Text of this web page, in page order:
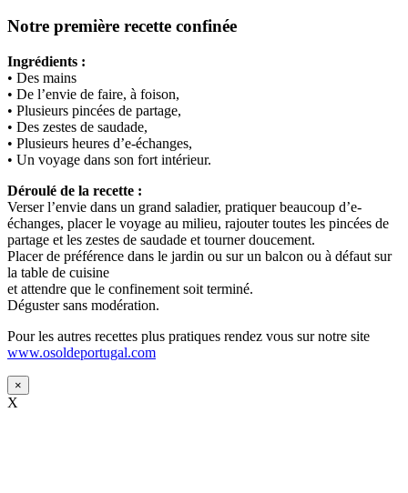
Notre première recette confinée
Ingrédients :
• Des mains
• De l’envie de faire, à foison,
• Plusieurs pincées de partage,
• Des zestes de saudade,
• Plusieurs heures d’e-échanges,
• Un voyage dans son fort intérieur.
Déroulé de la recette :
Verser l’envie dans un grand saladier, pratiquer beaucoup d’e-
échanges, placer le voyage au milieu, rajouter toutes les pincées de
partage et les zestes de saudade et tourner doucement.
Placer de préférence dans le jardin ou sur un balcon ou à défaut sur
la table de cuisine
et attendre que le confinement soit terminé.
Déguster sans modération.
Pour les autres recettes plus pratiques rendez vous sur notre site
www.osoldeportugal.com
×
X